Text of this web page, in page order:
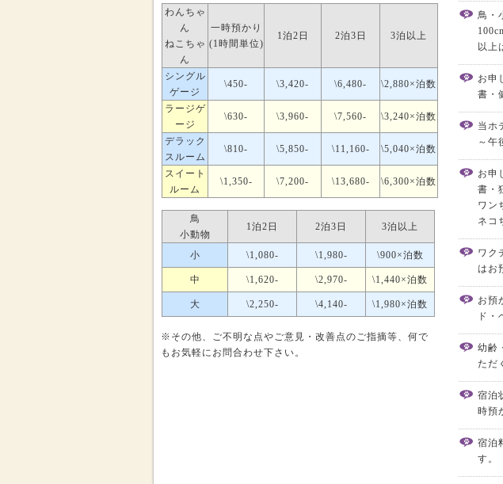
わんちゃ
ん
ねこちゃ
ん
一時預かり
(1時間単位)
1泊2日 2泊3日 3泊以上
シングル
ゲージ
\450- \3,420- \6,480- \2,880×泊数
ラージゲ
ージ
\630- \3,960- \7,560- \3,240×泊数
デラック
スルーム
\810- \5,850- \11,160- \5,040×泊数
スイート
ルーム
\1,350- \7,200- \13,680- \6,300×泊数
鳥
小動物
1泊2日 2泊3日 3泊以上
小 \1,080- \1,980- \900×泊数
中 \1,620- \2,970- \1,440×泊数
大 \2,250- \4,140- \1,980×泊数
※その他、ご不明な点やご意見・改善点のご指摘等、何で
もお気軽にお問合わせ下さい。
鳥・
以上
お申
書・
当ホ
～午
お申
書・
ワン
ネコ
ワク
はお
お預
ド・
幼齢
ただ
宿泊
時預
宿泊
す。